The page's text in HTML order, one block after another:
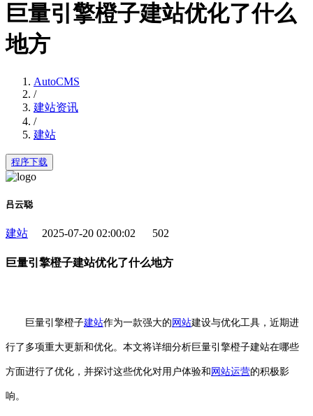
巨量引擎橙子建站优化了什么
地方
AutoCMS
/
建站资讯
/
建站
程序下载
吕云聪
建站 2025-07-20 02:00:02 502
巨量引擎橙子建站优化了什么地方
巨量引擎橙子建站作为一款强大的 网站建设与优化工具，近期进
行了多项重大更新和优化。本文将详细分析巨量引擎橙子建站在哪些
方面进行了优化，并探讨这些优化对用户体验和 网站运营的积极影
响。